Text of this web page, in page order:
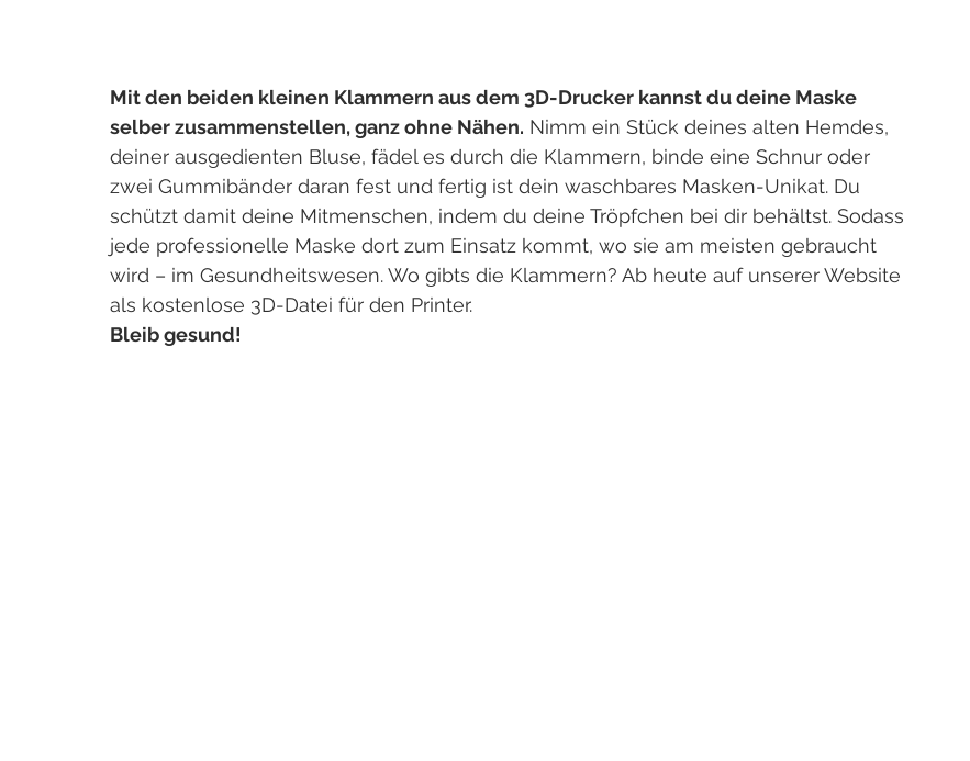
Mit den beiden kleinen Klammern aus dem 3D-Drucker kannst du deine Maske
selber zusammenstellen, ganz ohne Nähen. Nimm ein Stück deines alten Hemdes,
deiner ausgedienten Bluse, fädel es durch die Klammern, binde eine Schnur oder
zwei Gummibänder daran fest und fertig ist dein waschbares Masken-Unikat. Du
schützt damit deine Mitmenschen, indem du deine Tröpfchen bei dir behältst. Sodass
jede professionelle Maske dort zum Einsatz kommt, wo sie am meisten gebraucht
wird – im Gesundheitswesen. Wo gibts die Klammern? Ab heute auf unserer Website
als kostenlose 3D-Datei für den Printer.
Bleib gesund!